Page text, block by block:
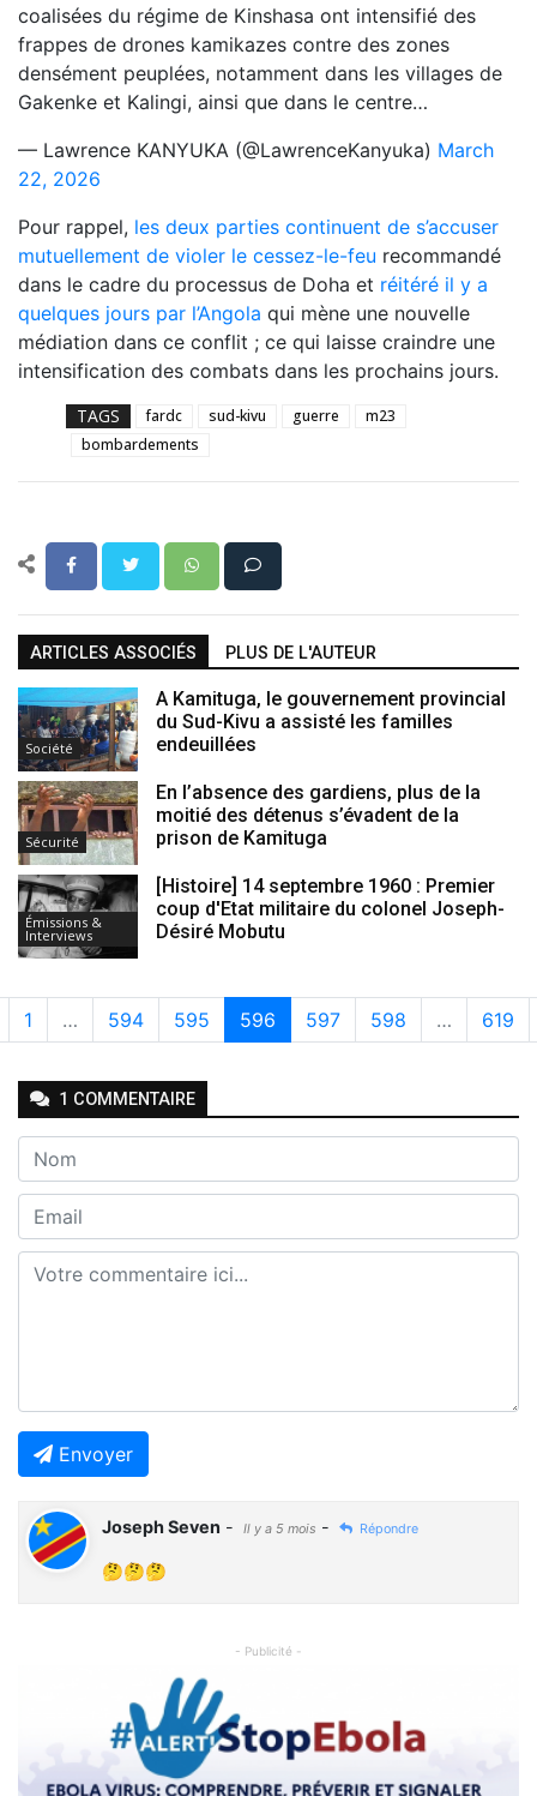
coalisées du régime de Kinshasa ont intensifié des
frappes de drones kamikazes contre des zones
densément peuplées, notamment dans les villages de
Gakenke et Kalingi, ainsi que dans le centre…
— Lawrence KANYUKA (@LawrenceKanyuka) March
22, 2026
Pour rappel, les deux parties continuent de s’accuser
mutuellement de violer le cessez-le-feu recommandé
dans le cadre du processus de Doha et réitéré il y a
quelques jours par l’Angola qui mène une nouvelle
médiation dans ce conflit ; ce qui laisse craindre une
intensification des combats dans les prochains jours.
TAGS fardc sud-kivu guerre
m23
bombardements
ARTICLES ASSOCIÉS PLUS DE L'AUTEUR
Société
A Kamituga, le gouvernement provincial
du Sud-Kivu a assisté les familles
endeuillées
Sécurité
En l’absence des gardiens, plus de la
moitié des détenus s’évadent de la
prison de Kamituga
Émissions &
Interviews
[Histoire] 14 septembre 1960 : Premier
coup d'Etat militaire du colonel Joseph-
Désiré Mobutu
1 … 594 595 596 597 598 … 619
1 COMMENTAIRE
Envoyer
Joseph Seven - Il y a 5 mois - Répondre
🤔🤔🤔
- Publicité -